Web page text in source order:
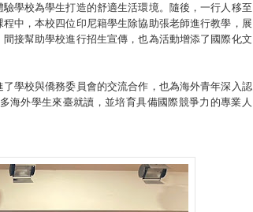
學校為學生打造的舒適生活環境。隨後，一行人移至
中，本校四位印尼籍學生除協助張老師進行教學，展
接幫助學校進行招生宣傳，也為活動增添了國際化文
學校與僑務委員會的交流合作，也為海外青年深入認
海外學生來臺就讀，並培育具備國際競爭力的專業人